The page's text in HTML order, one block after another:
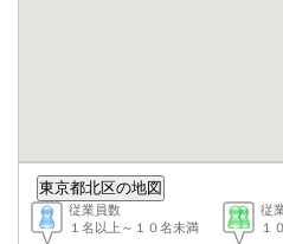
従業員数
１名以上～１０名未満
従
１